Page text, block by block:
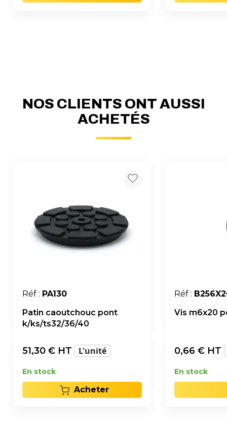
NOS CLIENTS ONT AUSSI
ACHETÉS
Réf : PA130
Patin caoutchouc pont
k/ks/ts32/36/40
51,30 € HT L'unité
En stock
Acheter
Réf :
Vis m6x20
0,66 € HT
En stock